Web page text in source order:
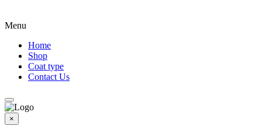
Menu
Home
Shop
Coat type
Contact Us
×